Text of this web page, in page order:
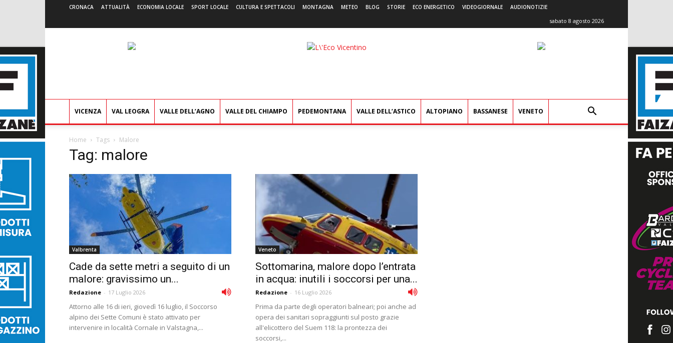
CRONACA ATTUALITÀ ECONOMIA LOCALE SPORT LOCALE CULTURA E SPETTACOLI MONTAGNA METEO BLOG STORIE ECO ENERGETICO VIDEOGIORNALE AUDIONOTIZIE
sabato 8 agosto 2026
L'Eco
VICENZA VAL LEOGRA VALLE DELL’AGNO VALLE DEL CHIAMPO PEDEMONTANA VALLE DELL’ASTICO ALTOPIANO BASSANESE VENETO
Home Tags Malore
Tag: malore
Valbrenta
Cade da sette metri a seguito di un
malore: gravissimo un...
Redazione - 17 Luglio 2026
Attorno alle 16 di ieri, giovedì 16 luglio, il Soccorso
alpino dei Sette Comuni è stato attivato per
intervenire in località Cornale in Valstagna,...
Veneto
Sottomarina, malore dopo l’entrata
in acqua: inutili i soccorsi per una...
Redazione - 16 Luglio 2026
Prima da parte degli operatori balneari; poi anche ad
opera dei sanitari sopraggiunti sul posto grazie
all'elicottero del Suem 118: la prontezza dei
soccorsi,...